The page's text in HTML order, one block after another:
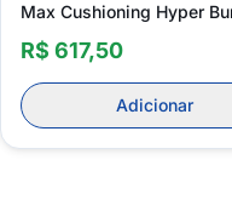
Max Cushioning Hyper
Masculino
R$ 617,50
Adicionar